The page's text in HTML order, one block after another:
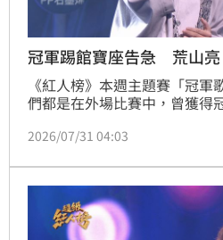
冠軍踢館寶座告急 荒山亮
《紅人榜》本週主題賽「冠
們都是在外場比賽中，曾獲得
現讓評審荒山亮忍不住直呼：
冠軍，實力不容小覷，他本次
力的歌聲與唱功，讓評審柯智
口就被吸引，也唱出了自己
熱田有香則選唱《緩
2026/07/31 04:03